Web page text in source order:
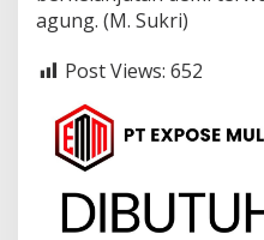
agung. (M. Sukri)
Post Views: 652